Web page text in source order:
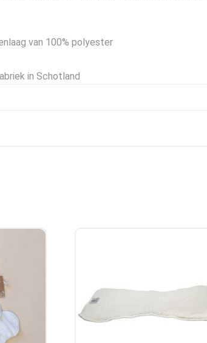
van 100% polyester
in Schotland